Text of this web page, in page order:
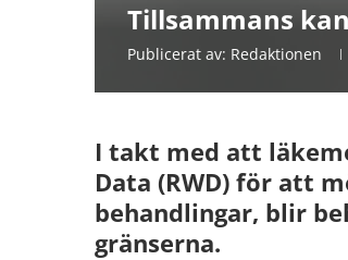
Tillsammans
Publicerat av: Redaktionen
I takt med att
Data (RWD) för att
behandlingar, blir
gränserna.